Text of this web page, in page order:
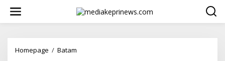
w
Homepage / Batam